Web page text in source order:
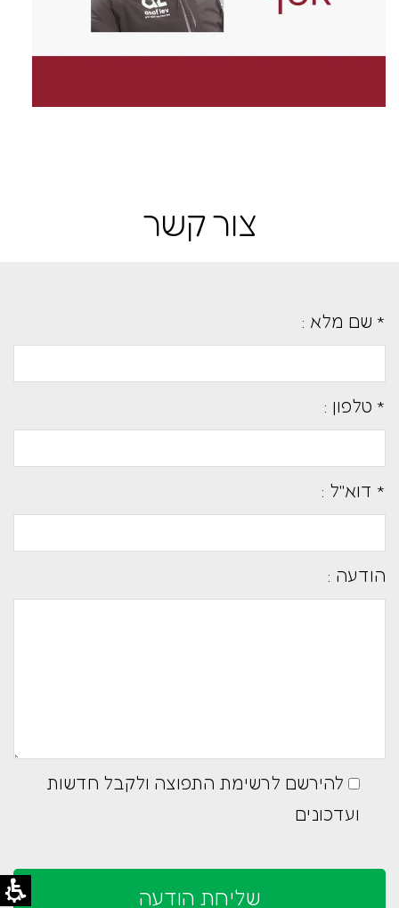
צור קשר
* שם מלא :
* טלפון :
* דוא''ל :
הודעה :
להירשם לרשימת התפוצה ולקבל חדשות
ועדכונים